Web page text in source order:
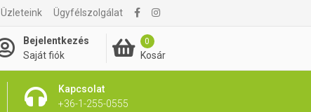
Üzleteink Ügyfélszolgálat
Bejelentkezés
Saját fiók
0
Kosár
Kapcsolat
+36-1-255-0555
4 695 Ft